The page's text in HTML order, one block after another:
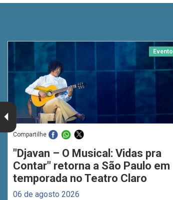
Evento
Compartilhe
"Djavan – O Musical: Vidas pra
Contar" retorna a São Paulo em
temporada no Teatro Claro
06 de agosto 2026